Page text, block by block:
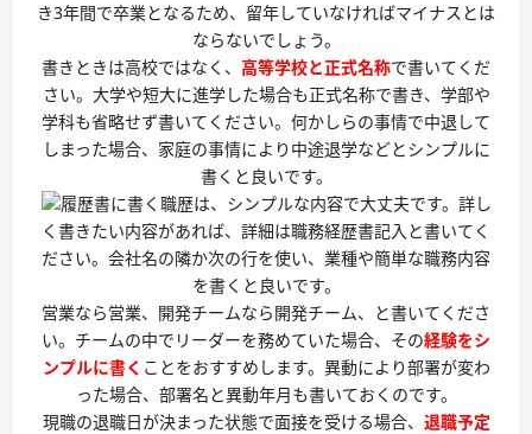
き3年間で卒業となるため、留年していなければマイナスとは
ならないでしょう。
書きときは高校ではなく、 高等学校と正式名称で書いてくだ
さい。大学や短大に進学した場合も正式名称で書き、学部や
学科も省略せず書いてください。何かしらの事情で中退して
しまった場合、家庭の事情により中途退学などとシンプルに
書くと良いです。
履歴書に書く職歴は、シンプルな内容で大丈夫です。詳し
く書きたい内容があれば、詳細は職務経歴書記入と書いてく
ださい。会社名の隣か次の行を使い、業種や簡単な職務内容
を書くと良いです。
営業なら営業、開発チームなら開発チーム、と書いてくださ
い。チームの中でリーダーを務めていた場合、その経験をシ
ンプルに書く ことをおすすめします。異動により部署が変わ
った場合、部署名と異動年月も書いておくのです。
現職の退職日が決まった状態で面接を受ける場合、 退職予定